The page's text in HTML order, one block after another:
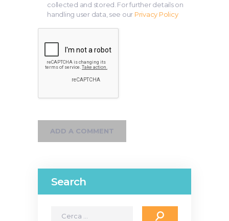
collected and stored. For further details on
handling user data, see our Privacy Policy
Search
Ricerca